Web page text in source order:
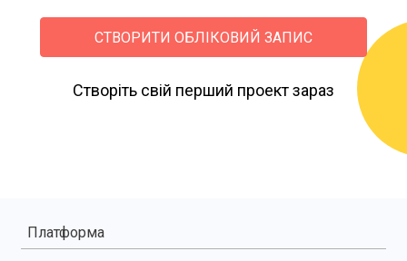
СТВОРИТИ ОБЛІКОВИЙ ЗАПИС
Створіть свій перший проект зараз
Платформа